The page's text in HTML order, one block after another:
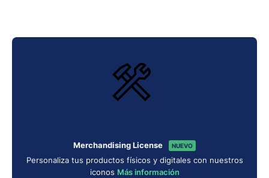
Merchandising License NUEVO
Personaliza tus productos físicos y digitales con nuestros
iconos Más información